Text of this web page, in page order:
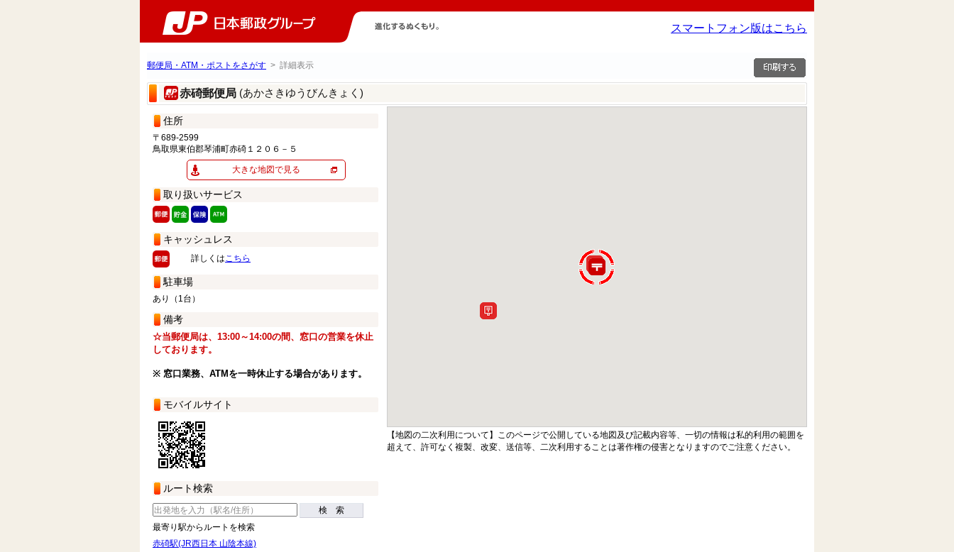
スマートフォン版はこちら
郵便局・ATM・ポストをさがす > 詳細表示
赤碕郵便局 (あかさきゆうびんきょく)
住所
〒689-2599
鳥取県東伯郡琴浦町赤碕１２０６－５
大きな地図で見る
取り扱いサービス
キャッシュレス
詳しくはこちら
駐車場
あり（1台）
備考
☆当郵便局は、13:00～14:00の間、窓口の営業を休止
しております。
※ 窓口業務、ATMを一時休止する場合があります。
モバイルサイト
ルート検索
検 索
最寄り駅からルートを検索
赤碕駅(JR西日本 山陰本線)
【地図の二次利用について】このページで公開している地図及び記載内容等、一切の情報は私的利用の範囲を
超えて、許可なく複製、改変、送信等、二次利用することは著作権の侵害となりますのでご注意ください。